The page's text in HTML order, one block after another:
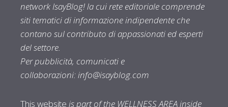
network IsayBlog! la cui rete editoriale comprende
siti tematici di informazione indipendente che
contano sul contributo di appassionati ed esperti
del settore.
Per pubblicità, comunicati e
collaborazioni:info@isayblog.com
This website is part of the WELLNESS AREA inside